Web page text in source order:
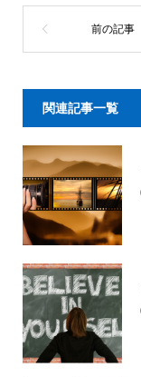
関連記事一覧